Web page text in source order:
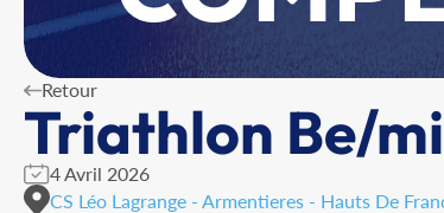
Retour
Triathlon Be/
4 Avril 2026
CS Léo Lagrange - Armentieres - Hauts De